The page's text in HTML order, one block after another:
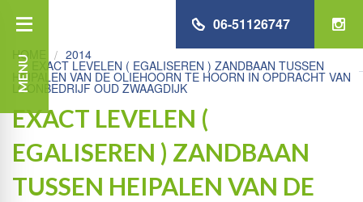
MENU
06-51126747
HOME 2014
EXACT LEVELEN ( EGALISEREN ) ZANDBAAN TUSSEN
HEIPALEN VAN DE OLIEHOORN TE HOORN IN OPDRACHT VAN
LOONBEDRIJF OUD ZWAAGDIJK
EXACT LEVELEN (
EGALISEREN ) ZANDBAAN
TUSSEN HEIPALEN VAN DE